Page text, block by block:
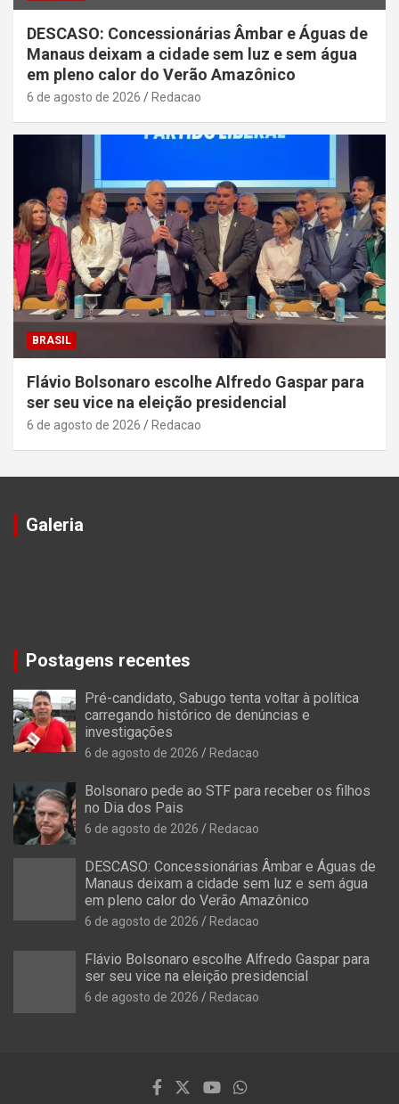
DESCASO: Concessionárias Âmbar e Águas de
Manaus deixam a cidade sem luz e sem água
em pleno calor do Verão Amazônico
6 de agosto de 2026 Redacao
BRASIL
Flávio Bolsonaro escolhe Alfredo Gaspar para
ser seu vice na eleição presidencial
6 de agosto de 2026 Redacao
Galeria
Postagens recentes
Pré-candidato, Sabugo tenta voltar à política
carregando histórico de denúncias e
investigações
6 de agosto de 2026 Redacao
Bolsonaro pede ao STF para receber os filhos
no Dia dos Pais
6 de agosto de 2026 Redacao
DESCASO: Concessionárias Âmbar e Águas de
Manaus deixam a cidade sem luz e sem água
em pleno calor do Verão Amazônico
6 de agosto de 2026 Redacao
Flávio Bolsonaro escolhe Alfredo Gaspar para
ser seu vice na eleição presidencial
6 de agosto de 2026 Redacao